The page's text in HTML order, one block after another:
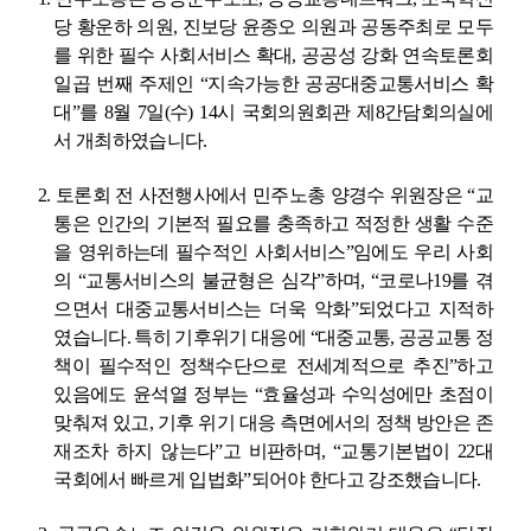
당 황운하 의원, 진보당 윤종오 의원과 공동주최로 모두
를 위한 필수 사회서비스 확대, 공공성 강화 연속토론회
일곱 번째 주제인 “지속가능한 공공대중교통서비스 확
대”를 8월 7일(수) 14시 국회의원회관 제 8간담회의실에
서 개최하였습니다.
2. 토론회 전 사전행사에서 민주노총 양경수 위원장은“교
통은 인간의 기본적 필요를 충족하고 적정한 생활 수준
을 영위하는데 필수적인 사회서비스”임에도 우리 사회
의“교통서비스의 불균형은 심각”하며, “코로나19를 겪
으면서 대중교통서비스는 더욱 악화”되었다고 지적하
였습니다. 특히 기후위기 대응에 “대중교통, 공공교통 정
책이 필수적인 정책수단으로 전세계적으로 추진”하고
있음에도 윤석열 정부는 “효율성과 수익성에만 초점이
맞춰져 있고, 기후 위기 대응 측면에서의 정책 방안은 존
재조차 하지 않는다”고 비판하며, “교통기본법이 22대
국회에서 빠르게 입법화”되어야 한다고 강조했습니다.